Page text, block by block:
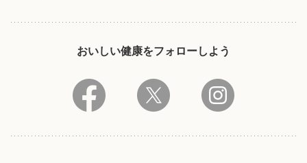
おいしい健康をフォローしよう